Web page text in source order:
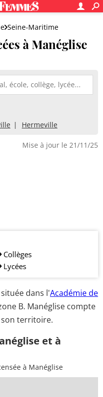
Seine-Maritime
à Manéglise
Hermeville
Mise à jour le 21/11/25
Collèges
Lycées
dans l'Académie de
B. Manéglise compte
territoire.
et à
à Manéglise